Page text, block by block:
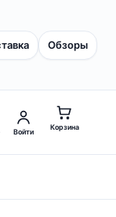
Обзоры
Войти
Корзина